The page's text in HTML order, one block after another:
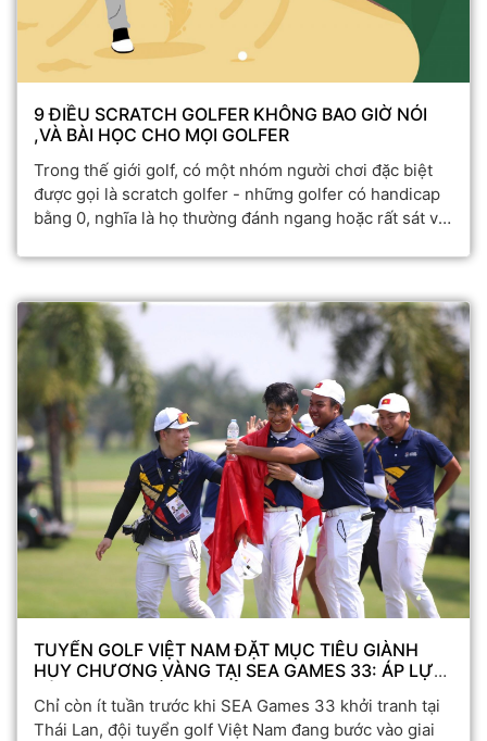
9 ĐIỀU SCRATCH GOLFER KHÔNG BAO GIỜ NÓI
,VÀ BÀI HỌC CHO MỌI GOLFER
Trong thế giới golf, có một nhóm người chơi đặc biệt
được gọi là scratch golfer - những golfer có handicap
bằng 0, nghĩa là họ thường đánh ngang hoặc rất sát với
chuyên nghiệp, nhưng trình độ, tư duy và độ ổn định
TUYỂN GOLF VIỆT NAM ĐẶT MỤC TIÊU GIÀNH
HUY CHƯƠNG VÀNG TẠI SEA GAMES 33: ÁP LỰC
Chỉ còn ít tuần trước khi SEA Games 33 khởi tranh tại
Thái Lan, đội tuyển golf Việt Nam đang bước vào giai